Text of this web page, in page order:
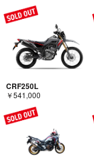
CRF250L
￥541,000